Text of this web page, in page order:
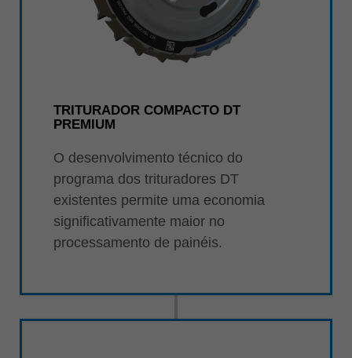
TRITURADOR COMPACTO DT
PREMIUM
O desenvolvimento técnico do
programa dos trituradores DT
existentes permite uma economia
significativamente maior no
processamento de painéis.